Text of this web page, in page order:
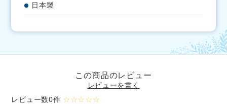
日本製
この商品のレビュー
レビューを書く
レビュー数0件 ☆☆☆☆☆